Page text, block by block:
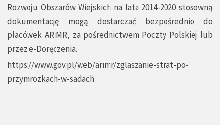
Rozwoju Obszarów Wiejskich na lata 2014-2020 stosowną
dokumentację mogą dostarczać bezpośrednio do
placówek ARiMR, za pośrednictwem Poczty Polskiej lub
przez e-Doręczenia.
https://www.gov.pl/web/arimr/zglaszanie-strat-po-
przymrozkach-w-sadach